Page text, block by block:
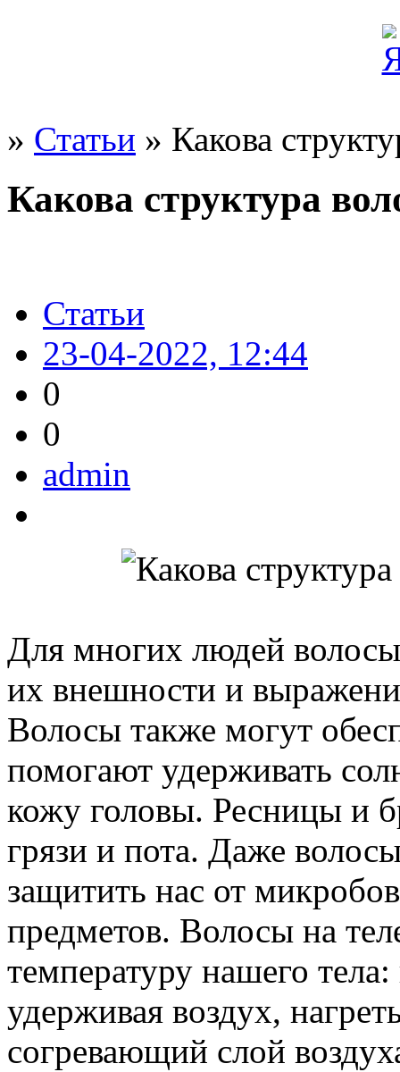
» Статьи » Какова
Какова структура
Статьи
23-04-2022, 12:44
0
0
admin
Для многих людей
их внешности и
Волосы также могут
помогают удерживать
кожу головы. Ресницы и
грязи и пота. Даже
защитить нас от
предметов. Волосы на
температуру нашего
удерживая воздух,
согревающий слой